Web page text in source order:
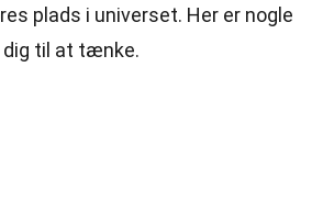
plads i universet. Her er nogle
dig til at tænke.